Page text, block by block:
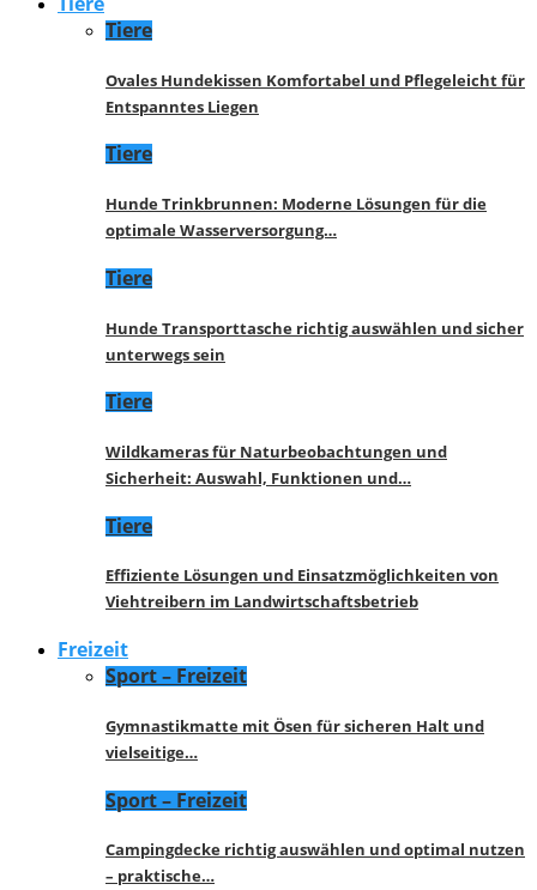
Tiere
Ovales Hundekissen Komfortabel und Pflegeleicht für
Entspanntes Liegen
Tiere
Hunde Trinkbrunnen: Moderne Lösungen für die
optimale Wasserversorgung…
Tiere
Hunde Transporttasche richtig auswählen und sicher
unterwegs sein
Tiere
Wildkameras für Naturbeobachtungen und
Sicherheit: Auswahl, Funktionen und…
Tiere
Effiziente Lösungen und Einsatzmöglichkeiten von
Viehtreibern im Landwirtschaftsbetrieb
Freizeit
Sport – Freizeit
Gymnastikmatte mit Ösen für sicheren Halt und
vielseitige…
Sport – Freizeit
Campingdecke richtig auswählen und optimal nutzen
– praktische…